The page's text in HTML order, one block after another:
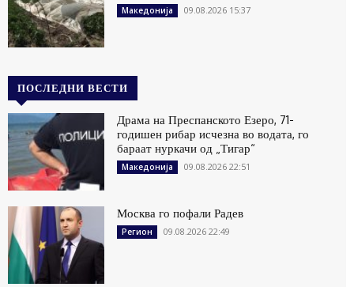
Македонија 09.08.2026 15:37
ПОСЛЕДНИ ВЕСТИ
Драма на Преспанското Езеро, 71-
годишен рибар исчезна во водата, го
бараат нуркачи од „Тигар“
Македонија 09.08.2026 22:51
Москва го пофали Радев
Регион 09.08.2026 22:49